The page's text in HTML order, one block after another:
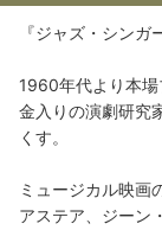
『ジャズ・シン
1960年代より本
金入りの演劇研究
くす。
ミュージカル映画
アステア、ジーン